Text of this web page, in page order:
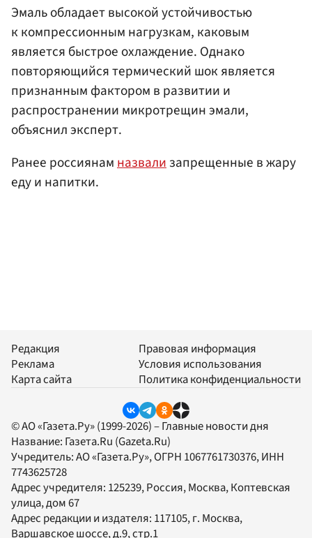
Эмаль обладает высокой устойчивостью
к компрессионным нагрузкам, каковым
является быстрое охлаждение. Однако
повторяющийся термический шок является
признанным фактором в развитии и
распространении микротрещин эмали,
объяснил эксперт.
Ранее россиянамназвализапрещенные в жару
еду и напитки.
Редакция
Реклама
Карта сайта
Правовая информация
Условия использования
Политика конфиденциальности
© АО «Газета.Ру» (1999-2026) – Главные новости дня
Название: Газета.Ru (Gazeta.Ru)
Учредитель:АО «Газета.Ру», ОГРН 1067761730376, ИНН
7743625728
Адрес учредителя: 125239, Россия, Москва, Коптевская
улица, дом 67
Адрес редакции и издателя: 117105, г. Москва,
Варшавское шоссе, д.9, стр.1